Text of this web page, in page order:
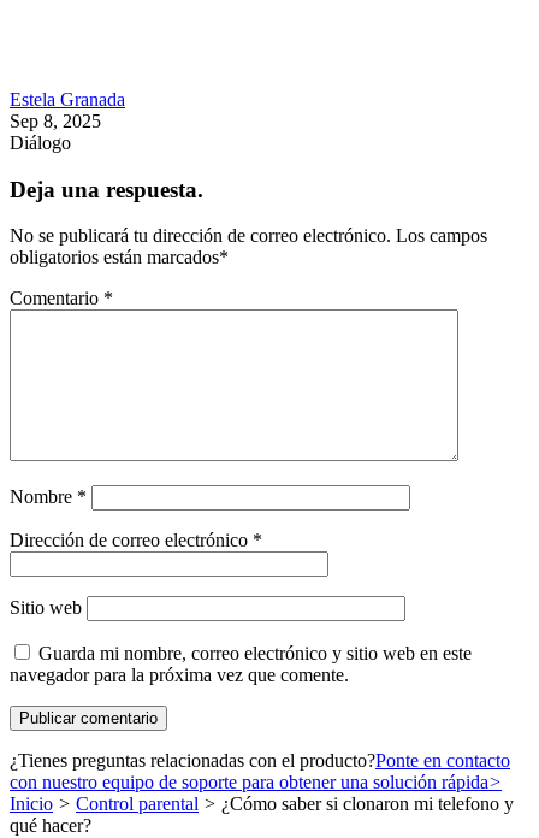
Estela Granada
Sep 8, 2025
Diálogo
Deja una respuesta.
No se publicará tu dirección de correo electrónico. Los campos
obligatorios están marcados*
Comentario *
Nombre *
Dirección de correo electrónico *
Sitio web
Guarda mi nombre, correo electrónico y sitio web en este
navegador para la próxima vez que comente.
¿Tienes preguntas relacionadas con el producto?Ponte en contacto
con nuestro equipo de soporte para obtener una solución rápida>
Inicio > Control parental > ¿Cómo saber si clonaron mi telefono y
qué hacer?